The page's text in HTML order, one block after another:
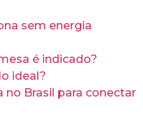
sem energia
é indicado?
ideal?
Brasil para conectar